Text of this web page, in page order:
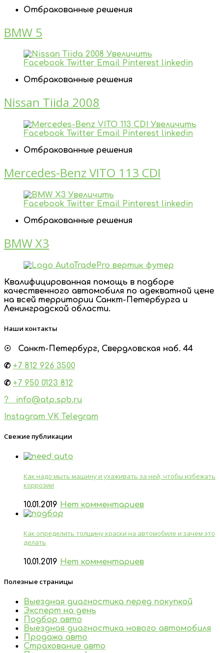
Отбракованные решения
BMW 5
Увеличить
Facebook Twitter Email Pinterest linkedin
Отбракованные решения
Nissan Tiida 2008
Увеличить
Facebook Twitter Email Pinterest linkedin
Отбракованные решения
Mercedes-Benz VITO 113 CDI
Увеличить
Facebook Twitter Email Pinterest linkedin
Отбракованные решения
BMW X3
Квалифицированная помощь в подборе
качественного автомобиля по адекватной цене
на всей территории Санкт-Петербурга и
Ленинградской области.
Наши контакты
☉ Санкт-Петербург, Свердловская наб. 44
✆ +7 812 926 3500
✆ +7 950 0123 812
? info@atp.spb.ru
Instagram VK Telegram
Свежие публикации
Как надо мыть машину и ухаживать за ней, чтобы избежать
коррозии
10.01.2019 Нет комментариев
Как определить толщину краски на автомобиле и зачем это
делать
10.01.2019 Нет комментариев
Полезные страницы
Выездная диагностика перед покупкой
Эксперт на день
Подбор авто
Выездная диагностика нового автомобиля
Продажа авто
Страхование авто